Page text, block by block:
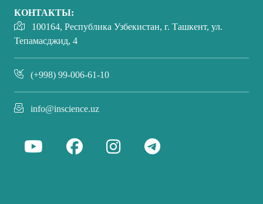
КОНТАКТЫ:
100164, Республика Узбекистан, г. Ташкент, ул.
Тепамасджид, 4
(+998) 99-006-61-10
info@inscience.uz